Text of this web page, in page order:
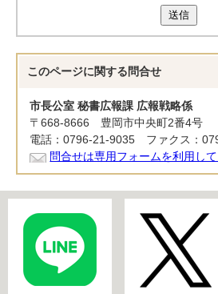
送信
このページに関する 問合せ
市長公室 秘書広報課 広報戦略係
〒668-8666 豊岡市中央町2番4号
電話：0796-21-9035 ファクス：
問合せは専用フォームを利用して